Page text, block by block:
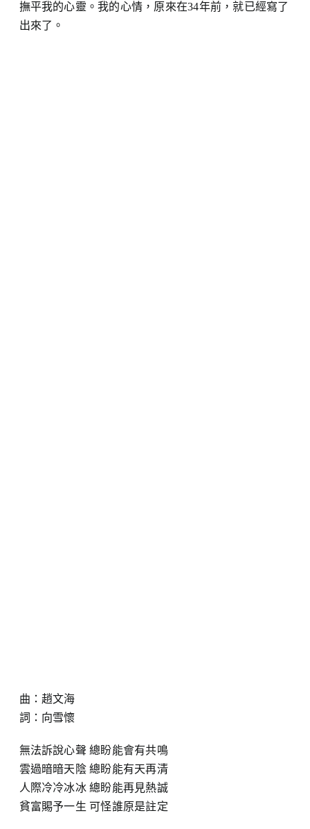
撫平我的心靈。我的心情，原來在34年前，就已經寫了
出來了。
曲：趙文海
詞：向雪懷
無法訴說心聲 總盼能會有共鳴
雲過暗暗天陰 總盼能有天再清
人際冷冷冰冰 總盼能再見熱誠
貧富賜予一生 可怪誰原是註定